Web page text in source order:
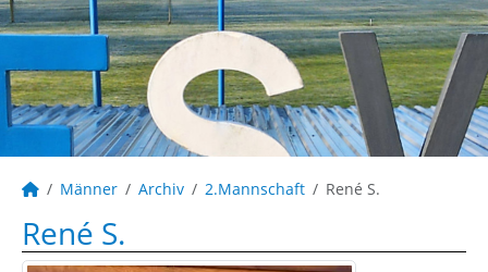
Männer Archiv 2.Mannschaft René S.
René S.